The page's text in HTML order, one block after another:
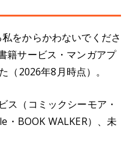
をからかわないでくださ
籍サービス・マンガアプ
（2026年8月時点）。
ス（コミックシーモア・
BOOK WALKER）、未